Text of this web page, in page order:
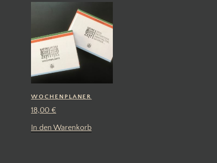
WOCHENPLANER
18,00 €
In den Warenkorb